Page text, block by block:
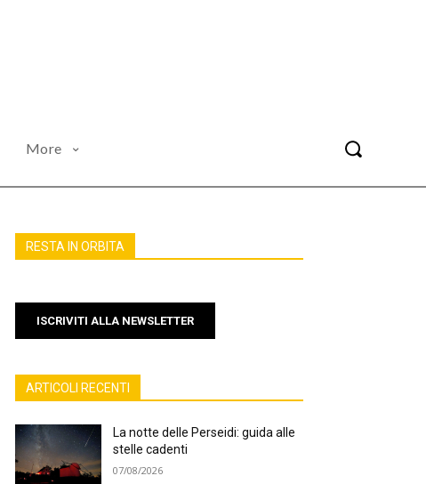
More
RESTA IN ORBITA
ISCRIVITI ALLA NEWSLETTER
ARTICOLI RECENTI
La notte delle Perseidi: guida alle
stelle cadenti
07/08/2026